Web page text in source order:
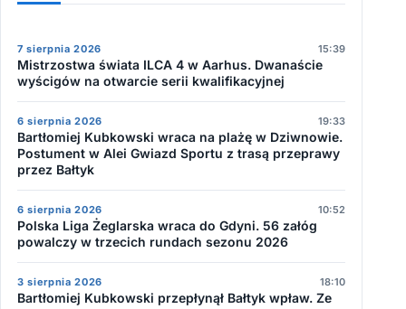
7 sierpnia 2026 15:39
Mistrzostwa świata ILCA 4 w Aarhus. Dwanaście
wyścigów na otwarcie serii kwalifikacyjnej
6 sierpnia 2026 19:33
Bartłomiej Kubkowski wraca na plażę w Dziwnowie.
Postument w Alei Gwiazd Sportu z trasą przeprawy
przez Bałtyk
6 sierpnia 2026 10:52
Polska Liga Żeglarska wraca do Gdyni. 56 załóg
powalczy w trzecich rundach sezonu 2026
3 sierpnia 2026 18:10
Bartłomiej Kubkowski przepłynął Bałtyk wpław. Ze